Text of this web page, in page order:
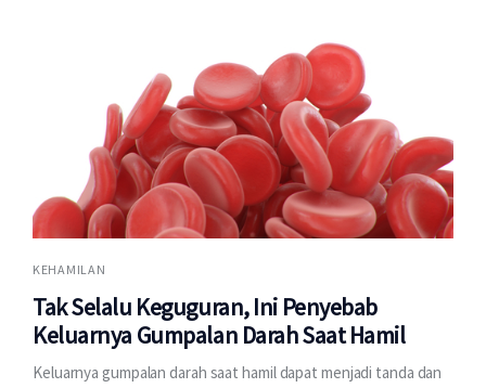
KEHAMILAN
Tak Selalu Keguguran, Ini Penyebab
Keluarnya Gumpalan Darah Saat Hamil
Keluarnya gumpalan darah saat hamil dapat menjadi tanda dan